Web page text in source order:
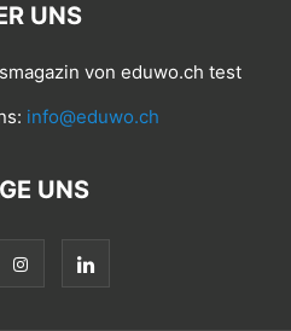
UNS
von eduwo.ch test
info@eduwo.ch
UNS